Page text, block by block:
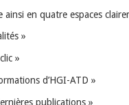
ainsi en quatre espaces
»
»
d’HGI-ATD »
publications »